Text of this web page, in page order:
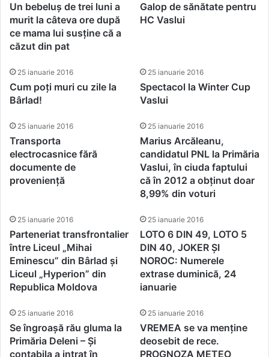
Un bebeluș de trei luni a
murit la câteva ore după
ce mama lui susține că a
căzut din pat
Galop de sănătate pentru
HC Vaslui
25 ianuarie 2016
Cum poți muri cu zile la
Bârlad!
25 ianuarie 2016
Spectacol la Winter Cup
Vaslui
25 ianuarie 2016
Transporta
electrocasnice fără
documente de
proveniență
25 ianuarie 2016
Marius Arcăleanu,
candidatul PNL la Primăria
Vaslui, în ciuda faptului
că în 2012 a obținut doar
8,99% din voturi
25 ianuarie 2016
Parteneriat transfrontalier
între Liceul „Mihai
Eminescu” din Bârlad și
Liceul „Hyperion” din
Republica Moldova
25 ianuarie 2016
LOTO 6 DIN 49, LOTO 5
DIN 40, JOKER ȘI
NOROC: Numerele
extrase duminică, 24
ianuarie
25 ianuarie 2016
Se îngroașă rău gluma la
Primăria Deleni – Și
contabila a intrat în
25 ianuarie 2016
VREMEA se va menține
deosebit de rece.
PROGNOZA METEO